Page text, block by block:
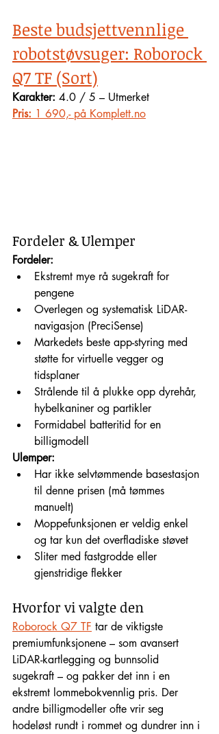
Beste budsjettvennlige
robotstøvsuger: Roborock
Q7 TF (Sort)
Karakter: 4.0 / 5 – Utmerket
Pris: 1 690,- på Komplett.no
Fordeler & Ulemper
Fordeler:
Ekstremt mye rå sugekraft for
pengene
Overlegen og systematisk LiDAR-
navigasjon (PreciSense)
Markedets beste app-styring med
støtte for virtuelle vegger og
tidsplaner
Strålende til å plukke opp dyrehår,
hybelkaniner og partikler
Formidabel batteritid for en
billigmodell
Ulemper:
Har ikke selvtømmende basestasjon
til denne prisen (må tømmes
manuelt)
Moppefunksjonen er veldig enkel
og tar kun det overfladiske støvet
Sliter med fastgrodde eller
gjenstridige flekker
Hvorfor vi valgte den
Roborock Q7 TF tar de viktigste
premiumfunksjonene – som avansert
LiDAR-kartlegging og bunnsolid
sugekraft – og pakker det inn i en
ekstremt lommebokvennlig pris. Der
andre billigmodeller ofte vrir seg
hodeløst rundt i rommet og dundrer inn i